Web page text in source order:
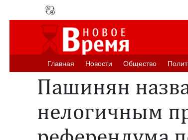
Главная Новости Oбщество
Пашинян
нелогичным